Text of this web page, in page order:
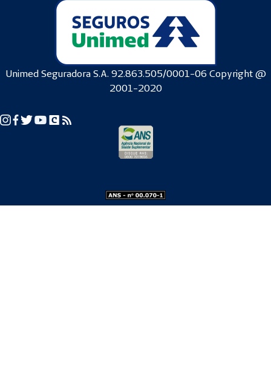
Unimed Seguradora S.A. 92.863.505/0001-06 Copyright @
2001-2020